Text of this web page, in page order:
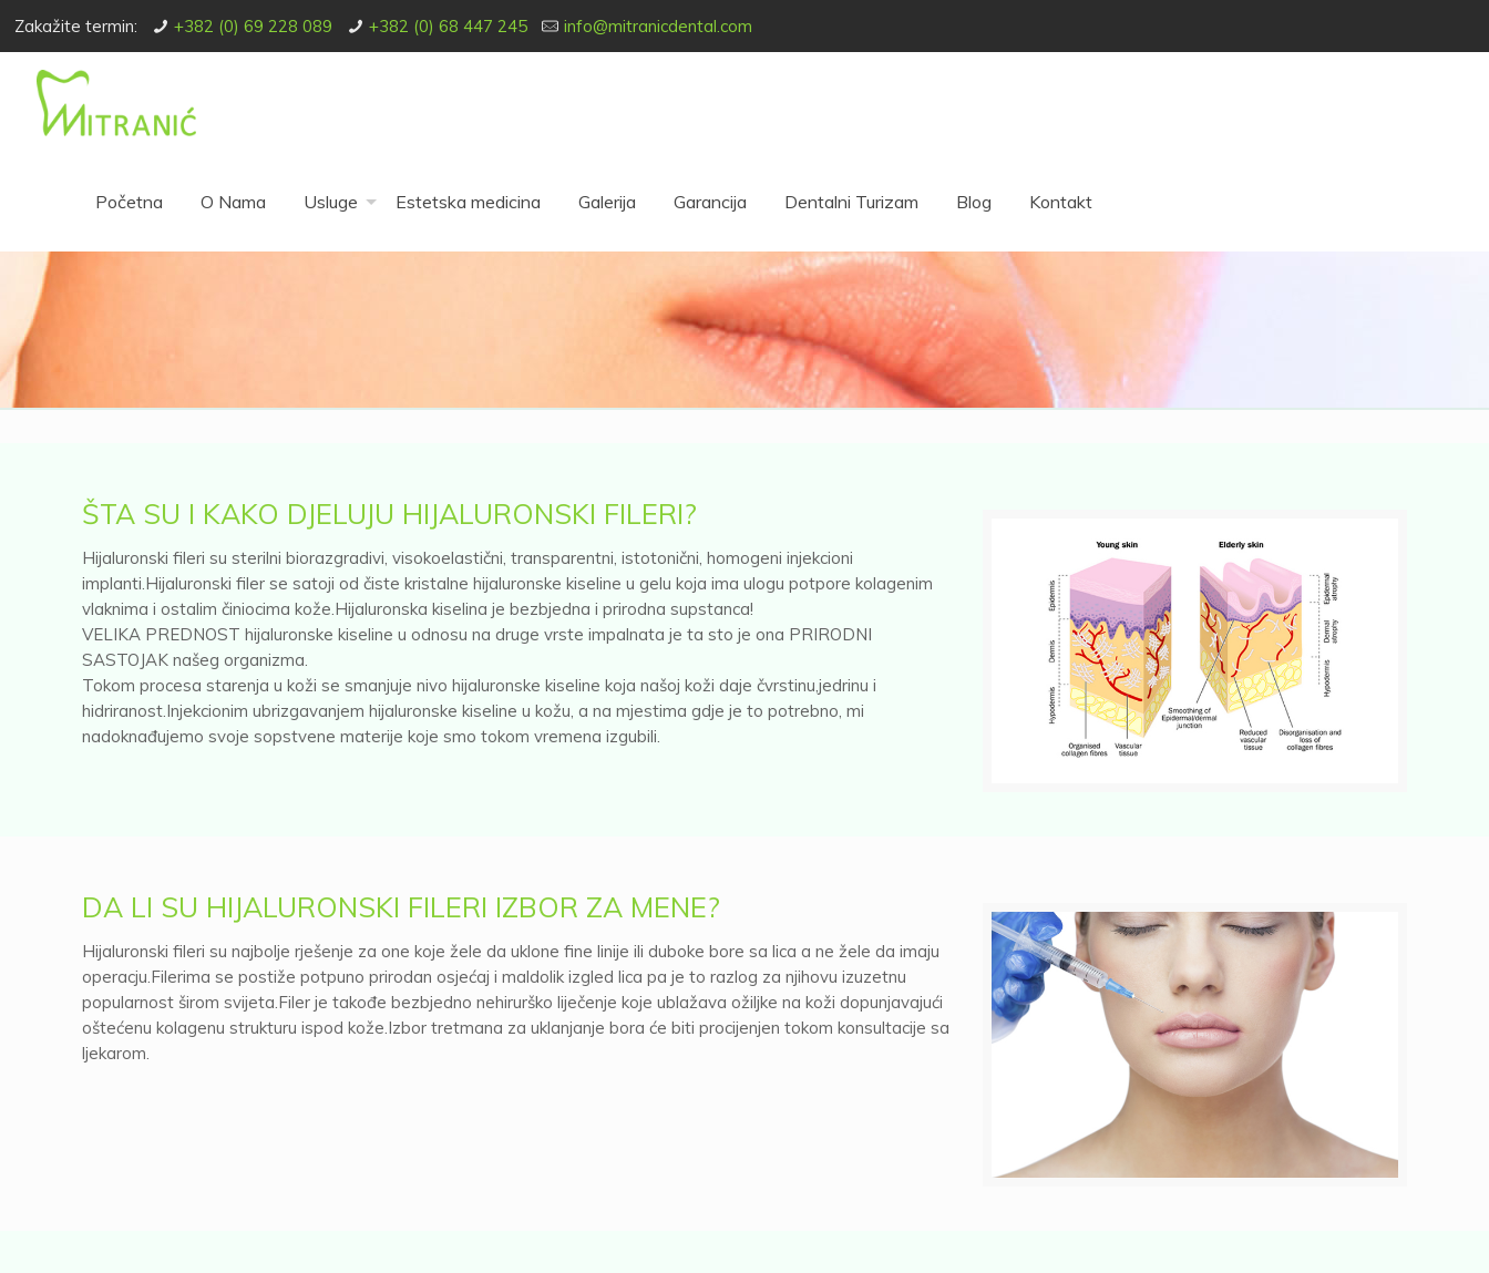
Zakažite termin: +382 (0) 69 228 089 +382 (0) 68 447 245 info@mitranicdental.com
Početna O Nama Usluge Estetska medicina Galerija Garancija Dentalni Turizam Blog Kontakt
ŠTA SU I KAKO DJELUJU HIJALURONSKI FILERI?
Hijaluronski fileri su sterilni biorazgradivi, visokoelastični, transparentni, istotonični, homogeni injekcioni
implanti.Hijaluronski filer se satoji od čiste kristalne hijaluronske kiseline u gelu koja ima ulogu potpore kolagenim
vlaknima i ostalim činiocima kože.Hijaluronska kiselina je bezbjedna i prirodna supstanca!
VELIKA PREDNOST hijaluronske kiseline u odnosu na druge vrste impalnata je ta sto je ona PRIRODNI
SASTOJAK našeg organizma.
Tokom procesa starenja u koži se smanjuje nivo hijaluronske kiseline koja našoj koži daje čvrstinu,jedrinu i
hidriranost.Injekcionim ubrizgavanjem hijaluronske kiseline u kožu, a na mjestima gdje je to potrebno, mi
nadoknađujemo svoje sopstvene materije koje smo tokom vremena izgubili.
DA LI SU HIJALURONSKI FILERI IZBOR ZA MENE?
Hijaluronski fileri su najbolje rješenje za one koje žele da uklone fine linije ili duboke bore sa lica a ne žele da imaju
operacju.Filerima se postiže potpuno prirodan osjećaj i maldolik izgled lica pa je to razlog za njihovu izuzetnu
popularnost širom svijeta.Filer je takođe bezbjedno nehirurško liječenje koje ublažava ožiljke na koži dopunjavajući
oštećenu kolagenu strukturu ispod kože.Izbor tretmana za uklanjanje bora će biti procijenjen tokom konsultacije sa
ljekarom.